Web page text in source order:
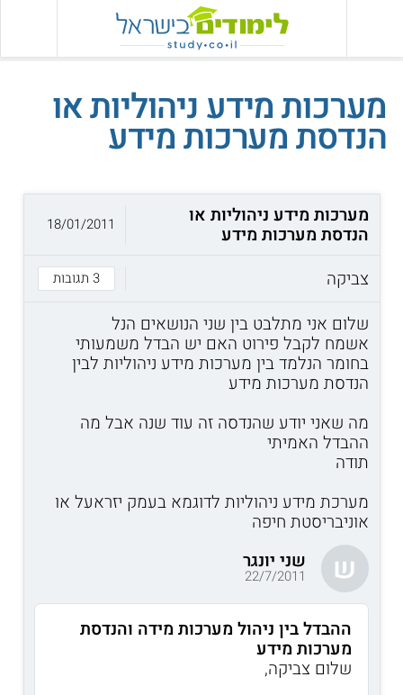
מערכות מידע ניהוליות או
הנדסת מערכות מידע
מערכות מידע ניהוליות או
הנדסת מערכות מידע
צביקה
3 תגובות
18/01/2011
שלום אני מתלבט בין שני הנושאים הנל
אשמח לקבל פירוט האם יש הבדל משמעותי
בחומר הנלמד בין מערכות מידע ניהוליות לבין
הנדסת מערכות מידע
מה שאני יודע שהנדסה זה עוד שנה אבל מה
ההבדל האמיתי
תודה
מערכת מידע ניהוליות לדוגמא בעמק יזראעל או
אוניבריסטת חיפה
ש שני יונגר
22/7/2011
ההבדל בין ניהול מערכות מידה והנדסת
מערכות מידע
שלום צביקה,